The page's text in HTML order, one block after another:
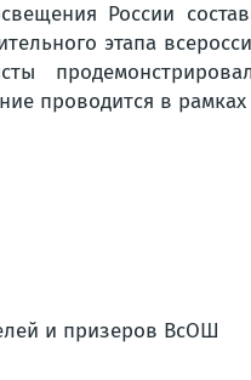
России
этапа
проводится в